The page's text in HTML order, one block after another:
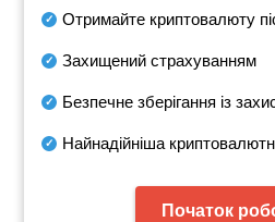
Отримайте криптовалюту
Захищений страхуванням
Безпечне зберігання із
Найнадійніша
Початок